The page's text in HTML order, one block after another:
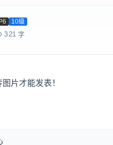
10级
321 字
片才能发表！